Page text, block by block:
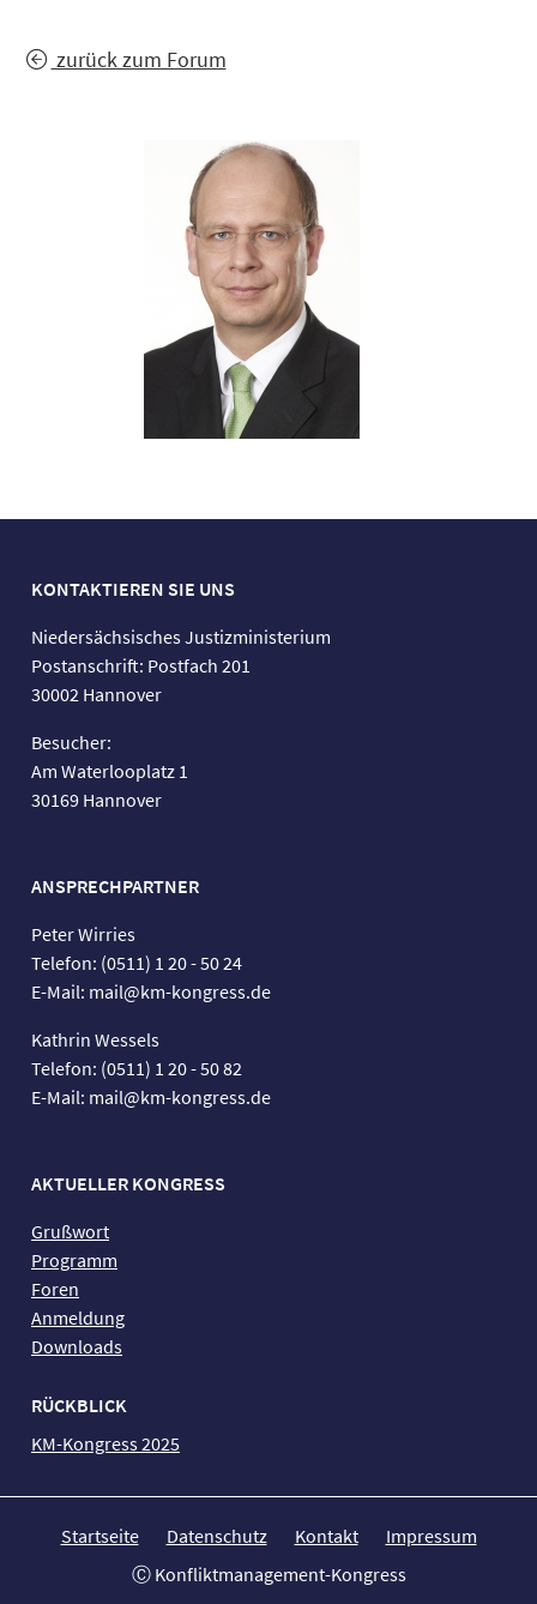
zurück zum Forum
KONTAKTIEREN SIE UNS
Niedersächsisches Justizministerium
Postanschrift: Postfach 201
30002 Hannover
Besucher:
Am Waterlooplatz 1
30169 Hannover
ANSPRECHPARTNER
Peter Wirries
Telefon: (0511) 1 20 - 50 24
E-Mail: mail@km-kongress.de
Kathrin Wessels
Telefon: (0511) 1 20 - 50 82
E-Mail: mail@km-kongress.de
AKTUELLER KONGRESS
Grußwort
Programm
Foren
Anmeldung
Downloads
RÜCKBLICK
KM-Kongress 2025
Startseite Datenschutz Kontakt
Impressum
Ⓒ Konfliktmanagement-Kongress